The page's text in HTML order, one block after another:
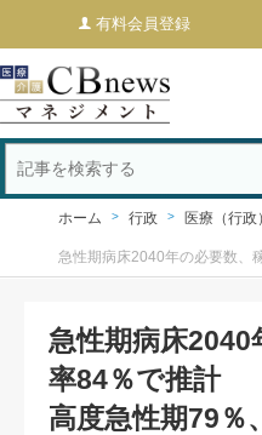
有料会員登録
ホーム 行政 医療（行政）
急性期病床2040年の必要数、
急性期病床2040
率84％で推計
高度急性期79％